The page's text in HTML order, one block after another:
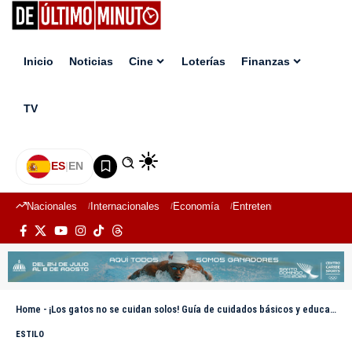
Inicio Noticias Cine Loterías Finanzas
TV
ES|EN
Nacionales Internacionales Economía Entretenimiento
Home - ¡Los gatos no se cuidan solos! Guía de cuidados básicos y educación
ESTILO